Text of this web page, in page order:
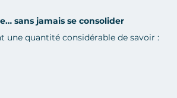
sans jamais se consolider
une quantité considérable de savoir :